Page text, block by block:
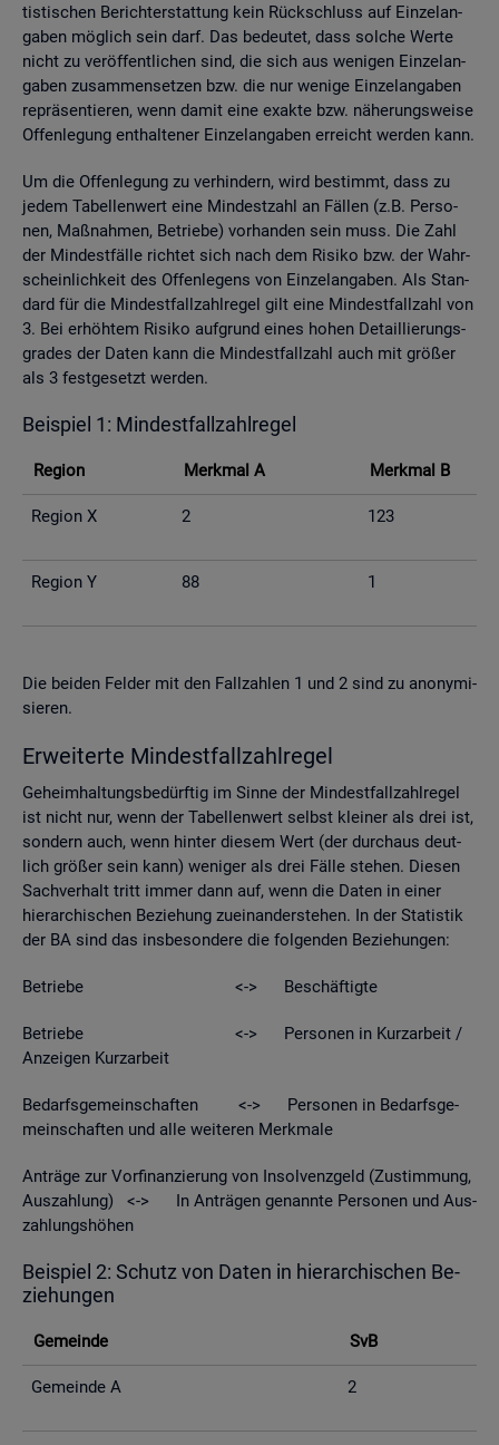
tis­ti­schen Be­richt­erstat­tung kein Rück­schluss auf Ein­zel­an­
ga­ben mög­lich sein darf. Das be­deu­tet, dass sol­che Werte
nicht zu ver­öf­fent­li­chen sind, die sich aus we­ni­gen Ein­zel­an­
ga­ben zu­sam­men­set­zen bzw. die nur we­ni­ge Ein­zel­an­ga­ben
re­prä­sen­tie­ren, wenn damit eine ex­ak­te bzw. nä­he­rungs­wei­se
Of­fen­le­gung ent­hal­te­ner Ein­zel­an­ga­ben er­reicht wer­den kann.
Um die Of­fen­le­gung zu ver­hin­dern, wird be­stimmt, dass zu
jedem Ta­bel­len­wert eine Min­dest­zahl an Fäl­len (z.B. Per­so­
nen, Maß­nah­men, Be­trie­be) vor­han­den sein muss. Die Zahl
der Min­dest­fäl­le rich­tet sich nach dem Ri­si­ko bzw. der Wahr­
schein­lich­keit des Of­fen­le­gens von Ein­zel­an­ga­ben. Als Stan­
dard für die Min­dest­fall­zahl­re­gel gilt eine Min­dest­fall­zahl von
3. Bei er­höh­tem Ri­si­ko auf­grund eines hohen De­tail­lie­rungs­
gra­des der Daten kann die Min­dest­fall­zahl auch mit grö­ßer
als 3 fest­ge­setzt wer­den.
Bei­spiel 1: Min­dest­fall­zahl­re­gel
Re­gi­on Merk­mal A Merk­mal B
Re­gi­on X 2 123
Re­gi­on Y 88 1
Die bei­den Fel­der mit den Fall­zah­len 1 und 2 sind zu an­ony­mi­
sie­ren.
Er­wei­ter­te Min­dest­fall­zahl­re­gel
Ge­heim­hal­tungs­be­dürf­tig im Sinne der Min­dest­fall­zahl­re­gel
ist nicht nur, wenn der Ta­bel­len­wert selbst klei­ner als drei ist,
son­dern auch, wenn hin­ter die­sem Wert (der durch­aus deut­
lich grö­ßer sein kann) we­ni­ger als drei Fälle ste­hen. Die­sen
Sach­ver­halt tritt immer dann auf, wenn die Daten in einer
hier­ar­chi­schen Be­zie­hung zu­ein­an­der­ste­hen. In der Sta­tis­tik
der BA sind das ins­be­son­de­re die fol­gen­den Be­zie­hun­gen:
Be­trie­be <-> Be­schäf­tig­te
Be­trie­be <-> Per­so­nen in Kurz­ar­beit /
An­zei­gen Kurz­ar­beit
Be­darfs­ge­mein­schaf­ten <-> Per­so­nen in Be­darfs­ge­
mein­schaf­ten und alle wei­te­ren Merk­ma­le
An­trä­ge zur Vor­fi­nan­zie­rung von In­sol­venz­geld (Zu­stim­mung,
Aus­zah­lung) <-> In An­trä­gen ge­nann­te Per­so­nen und Aus­
zah­lungs­hö­hen
Bei­spiel 2: Schutz von Daten in hier­ar­chi­schen Be­
zie­hun­gen
Ge­mein­de SvB
Ge­mein­de A 2